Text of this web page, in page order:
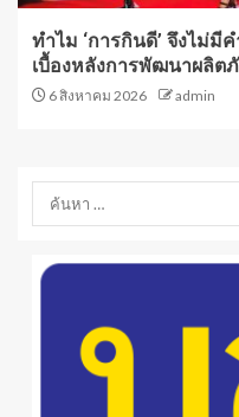
ทำไม ‘การกินดี’ จึงไม่มี
เบื้องหลังการพัฒนาผลิ
6 สิงหาคม 2026 admin